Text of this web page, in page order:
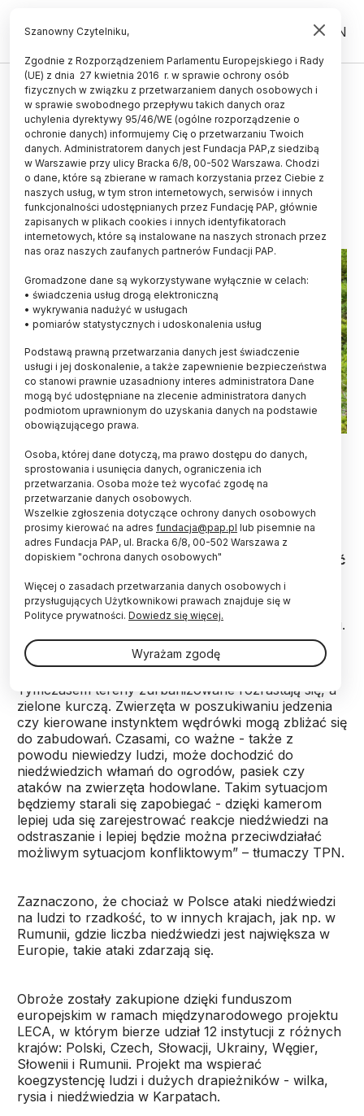
PL EN
ŻYCIE
Tatry/ Czterem niedźwiedziom
zostaną założone obroże
telemetryczne
26.10.2023
aktualizacja: 26.10.2023
2 minuty czytania
Czterem tatrzańskim niedźwiedziom, które
niebezpiecznie podchodzą w okolice domów,
zostaną założone obroże telemetryczne, w tym
dwie wyposażone w kamery – informuje
Tatrzański Park Narodowy (TPN). Zebrane przez
przyrodników dane pozwolą lepiej poznać i chronić
„Niedźwiedź do życia potrzebuje dużych przestrzeni.
Areał jednego dorosłego niedźwiedzia obejmuje od
30 do 200 km kw., ale do tego dochodzi zwyczaj
Tymczasem tereny zurbanizowane rozrastają się, a
zielone kurczą. Zwierzęta w poszukiwaniu jedzenia
czy kierowane instynktem wędrówki mogą zbliżać się
do zabudowań. Czasami, co ważne - także z
powodu niewiedzy ludzi, może dochodzić do
niedźwiedzich włamań do ogrodów, pasiek czy
ataków na zwierzęta hodowlane. Takim sytuacjom
będziemy starali się zapobiegać - dzięki kamerom
lepiej uda się zarejestrować reakcje niedźwiedzi na
odstraszanie i lepiej będzie można przeciwdziałać
możliwym sytuacjom konfliktowym” – tłumaczy TPN.
Zaznaczono, że chociaż w Polsce ataki niedźwiedzi
na ludzi to rzadkość, to w innych krajach, jak np. w
Rumunii, gdzie liczba niedźwiedzi jest największa w
Europie, takie ataki zdarzają się.
Obroże zostały zakupione dzięki funduszom
europejskim w ramach międzynarodowego projektu
LECA, w którym bierze udział 12 instytucji z różnych
krajów: Polski, Czech, Słowacji, Ukrainy, Węgier,
Słowenii i Rumunii. Projekt ma wspierać
koegzystencję ludzi i dużych drapieżników - wilka,
rysia i niedźwiedzia w Karpatach.
Szanowny Czytelniku,
Zgodnie z Rozporządzeniem Parlamentu Europejskiego i Rady
(UE) z dnia 27 kwietnia 2016 r. w sprawie ochrony osób
fizycznych w związku z przetwarzaniem danych osobowych i
w sprawie swobodnego przepływu takich danych oraz
uchylenia dyrektywy 95/46/WE (ogólne rozporządzenie o
ochronie danych) informujemy Cię o przetwarzaniu Twoich
danych. Administratorem danych jest Fundacja PAP,z siedzibą
w Warszawie przy ulicy Bracka 6/8, 00-502 Warszawa. Chodzi
o dane, które są zbierane w ramach korzystania przez Ciebie z
naszych usług, w tym stron internetowych, serwisów i innych
funkcjonalności udostępnianych przez Fundację PAP, głównie
zapisanych w plikach cookies i innych identyfikatorach
internetowych, które są instalowane na naszych stronach przez
nas oraz naszych zaufanych partnerów Fundacji PAP.
Gromadzone dane są wykorzystywane wyłącznie w celach:
• świadczenia usług drogą elektroniczną
• wykrywania nadużyć w usługach
• pomiarów statystycznych i udoskonalenia usług
Podstawą prawną przetwarzania danych jest świadczenie
usługi i jej doskonalenie, a także zapewnienie bezpieczeństwa
co stanowi prawnie uzasadniony interes administratora Dane
mogą być udostępniane na zlecenie administratora danych
podmiotom uprawnionym do uzyskania danych na podstawie
obowiązującego prawa.
Osoba, której dane dotyczą, ma prawo dostępu do danych,
sprostowania i usunięcia danych, ograniczenia ich
przetwarzania. Osoba może też wycofać zgodę na
przetwarzanie danych osobowych.
Wszelkie zgłoszenia dotyczące ochrony danych osobowych
prosimy kierować na adres fundacja@pap.pl lub pisemnie na
adres Fundacja PAP, ul. Bracka 6/8, 00-502 Warszawa z
dopiskiem "ochrona danych osobowych"
Więcej o zasadach przetwarzania danych osobowych i
przysługujących Użytkownikowi prawach znajduje się w
Polityce prywatności. Dowiedz się więcej.
Wyrażam zgodę